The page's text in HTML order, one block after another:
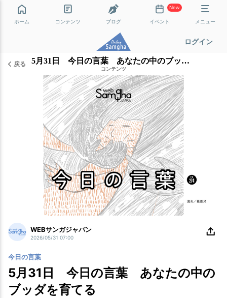
ホーム コンテンツ ブログ
New
イベント メニュー
ログイン
戻る 5月31日 今日の言葉 あなたの中のブッダを育てる
コンテンツ
WEBサンガジャパン
2026/05/31 07:00
今日の言葉
5月31日 今日の言葉 あなたの中の
ブッダを育てる